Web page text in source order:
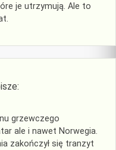
je utrzymują. Ale to
grzewczego
ale i nawet Norwegia.
zakończył się tranzyt